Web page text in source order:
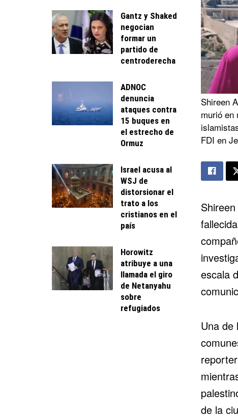
Shireen
murió en
FDI en
escala
Una de
de la
Gantz y Shaked
negocian
formar un
partido de
centroderecha
ADNOC
denuncia
ataques contra
15 buques en
el estrecho de
Ormuz
Israel acusa al
WSJ de
distorsionar el
trato a los
cristianos en el
país
Horowitz
atribuye a una
llamada el giro
de Netanyahu
sobre
refugiados